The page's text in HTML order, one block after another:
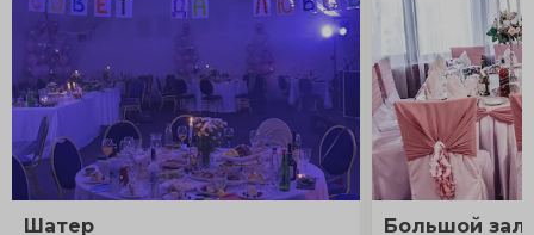
Шатер Большой зал